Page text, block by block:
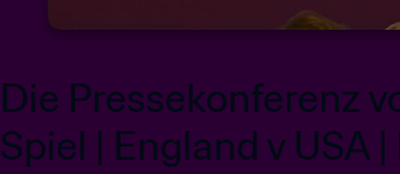
Die Pressekonferenz
Spiel | England v USA |